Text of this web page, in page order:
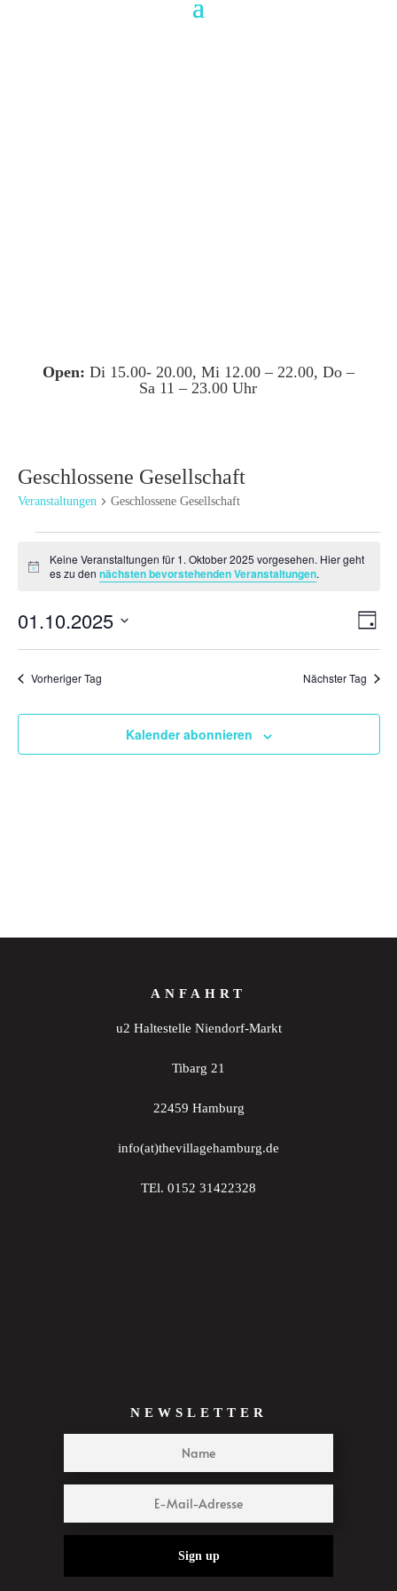
Open: Di 15.00- 20.00, Mi 12.00 – 22.00, Do –
Sa 11 – 23.00 Uhr
Geschlossene Gesellschaft
Veranstaltungen Geschlossene Gesellschaft
für
Oktober
2025
Hinweis
Keine Veranstaltungen für 1. Oktober 2025 vorgesehen. Hier geht
es zu den nächsten bevorstehenden Veranstaltungen.
Tag
01.10.2025
Vorheriger Tag Nächster Tag
Kalender abonnieren
ANFAHRT
u2 Haltestelle Niendorf-Markt
Tibarg 21
22459 Hamburg
info(at)thevillagehamburg.de
TEl. 0152 31422328
NEWSLETTER
Sign up